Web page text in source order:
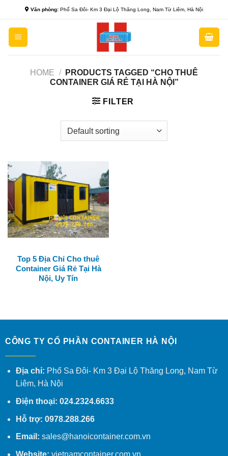
content
Văn phòng: Phố Sa Đôi- Km 3 Đại Lộ Thăng Long, Nam Từ Liêm, Hà Nội
HOME /
PRODUCTS TAGGED “CHO THUÊ
CONTAINER GIÁ RẺ TẠI HÀ NỘI”
FILTER
Top 5 Địa Chỉ Cho thuê
Container Giá Rẻ Tại Hà
Nội, Uy Tín
CÔNG TY CỔ PHẦN CONTAINER HÀ NỘI
Địa chỉ: Phố Sa Đôi- Km 3 Đại Lộ Thăng Long, Nam Từ
Liêm, Hà Nội
Điện thoại: 024.2324.6633
Hỗ trợ: 0978.288.266
Email: sales@hanoicontainer.com.vn
Website: vietnamcontainer.com.vn